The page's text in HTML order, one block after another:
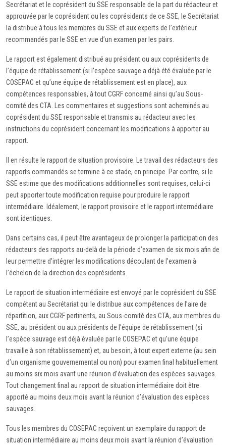
Secrétariat et le coprésident du SSE responsable de la part du rédacteur et
approuvée par le coprésident ou les coprésidents de ce SSE, le Secrétariat
la distribue à tous les membres du SSE et aux experts de l’extérieur
recommandés par le SSE en vue d’un examen par les pairs.
Le rapport est également distribué au président ou aux coprésidents de
l’équipe de rétablissement (si l’espèce sauvage a déjà été évaluée par le
COSEPAC et qu’une équipe de rétablissement est en place), aux
compétences responsables, à tout CGRF concerné ainsi qu’au Sous-
comité des CTA. Les commentaires et suggestions sont acheminés au
coprésident du SSE responsable et transmis au rédacteur avec les
instructions du coprésident concernant les modifications à apporter au
rapport.
Il en résulte le rapport de situation provisoire. Le travail des rédacteurs des
rapports commandés se termine à ce stade, en principe. Par contre, si le
SSE estime que des modifications additionnelles sont requises, celui-ci
peut apporter toute modification requise pour produire le rapport
intermédiaire. Idéalement, le rapport provisoire et le rapport intermédiaire
sont identiques.
Dans certains cas, il peut être avantageux de prolonger la participation des
rédacteurs des rapports au-delà de la période d’examen de six mois afin de
leur permettre d’intégrer les modifications découlant de l’examen à
l’échelon de la direction des coprésidents.
Le rapport de situation intermédiaire est envoyé par le coprésident du SSE
compétent au Secrétariat qui le distribue aux compétences de l’aire de
répartition, aux CGRF pertinents, au Sous-comité des CTA, aux membres du
SSE, au président ou aux présidents de l’équipe de rétablissement (si
l’espèce sauvage est déjà évaluée par le COSEPAC et qu’une équipe
travaille à son rétablissement) et, au besoin, à tout expert externe (au sein
d’un organisme gouvernemental ou non) pour examen final habituellement
au moins six mois avant une réunion d’évaluation des espèces sauvages.
Tout changement final au rapport de situation intermédiaire doit être
apporté au moins deux mois avant la réunion d’évaluation des espèces
sauvages.
Tous les membres du COSEPAC reçoivent un exemplaire du rapport de
situation intermédiaire au moins deux mois avant la réunion d’évaluation